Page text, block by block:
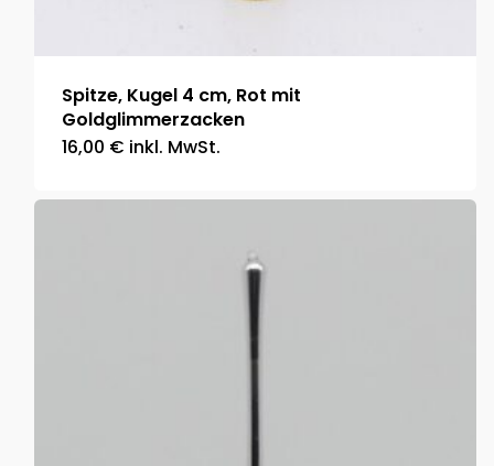
Spitze, Kugel 4 cm, Rot mit
Goldglimmerzacken
16,00 € inkl. MwSt.